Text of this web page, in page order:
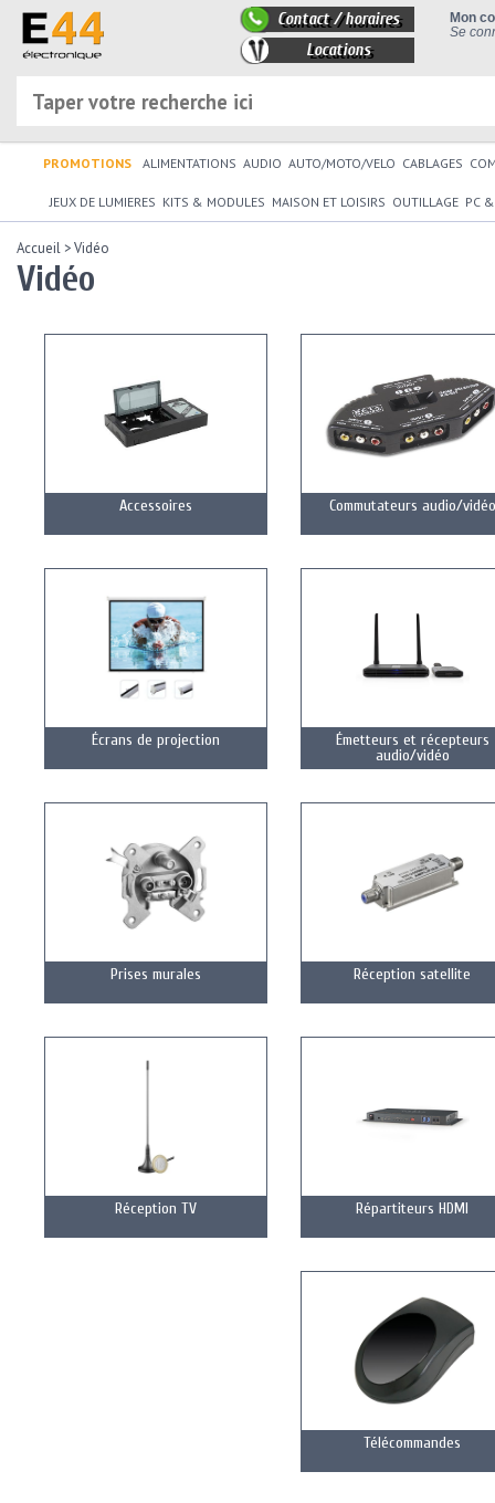
Mon
Se
Contact / horaires
Locations
PROMOTIONS ALIMENTATIONS AUDIO AUTO/MOTO/VELO CABLAGES
JEUX DE LUMIERES KITS & MODULES MAISON ET LOISIRS OUTILLAGE PC
Accueil >Vidéo
Vidéo
Accessoires Commutateurs audio/vidéo
Écrans de projection
Émetteurs et récepteurs
audio/vidéo
Prises murales Réception satellite
Réception TV Répartiteurs HDMI
Télécommandes